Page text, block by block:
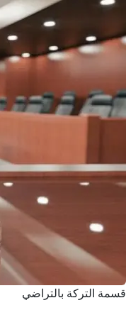
قسمة التركة بالتراضي